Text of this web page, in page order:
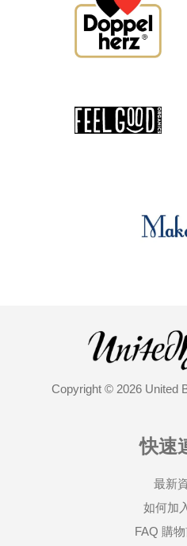
Copyright © 2026 United
快速
最新
如何加
FAQ 購